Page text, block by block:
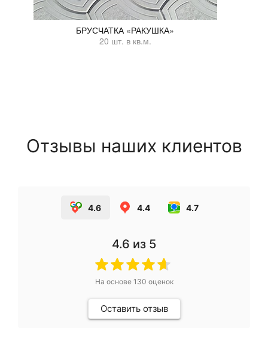
БРУСЧАТКА «РАКУШКА»
20 шт. в кв.м.
Отзывы наших клиентов
4.6 4.4 4.7
4.6 из 5
На основе 130 оценок
Оставить отзыв